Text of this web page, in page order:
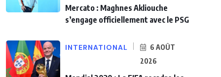
Mercato : Maghnes Akliouche
s’engage officiellement avec le PSG
INTERNATIONAL
6 AOÛT
2026